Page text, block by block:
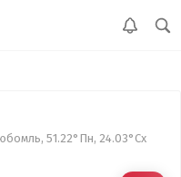
51.22°Пн, 24.03°Сх